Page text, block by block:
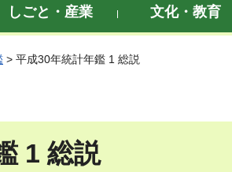
しごと・産業 文化・教育
> 平成30年統計年鑑 1 総説
1 総説